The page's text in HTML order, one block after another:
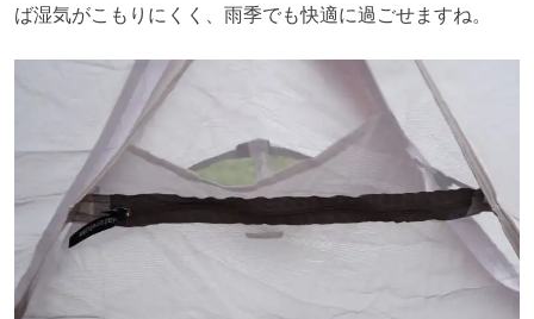
ば湿気がこもりにくく、雨季でも快適に過ごせますね。